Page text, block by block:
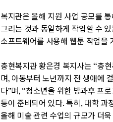
복지관은 올해 지원 사업 공모를
그리는 것과 동일하게 작업할 수
소프트웨어를 사용해 웹툰 작업을
충현복지관 황은경 복지사는 “충
며, 아동부터 노년까지 전 생애에
다”며, “청소년을 위한 방과후 프
등이 준비되어 있다. 특히, 대학 과
올해 미술 관련 수업의 규모가 더